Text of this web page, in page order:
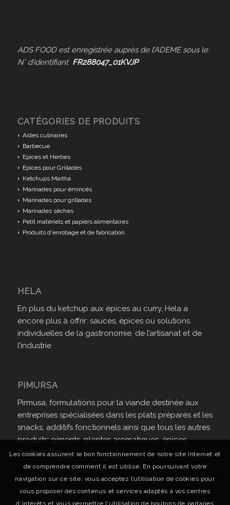
ADS FOOD est enregistrée auprès de l’ADEME sous le
N° d’identifiant FR288047_01KVJP
CATÉGORIES DE PRODUITS
Aides culinaires
Barbecue
Epices et Herbes
Epices pour Grillades
Ketchups Martha
Marinades pour émincés
Marinades pour grillades
Marinades sèches
Petit matériels et papiers alimentaires
Produits d'enrobage et de fabrication
HELA
En plus du ketchup aux épices au curry, Hela a
encore plus à offrir: sauces, épices ou solutions
individuelles de la gastronomie, de l’artisanat et de
l’industrie
PIMURSA
Pirmusa, formulations pour la viande destinée aux
entreprises spécialisées dans les plats préparés et les
snacks, additifs fonctionnels ainsi que tous les autres
produits: piments, plantes aromatiques, épices,
déshydratés.
Les cookies assurent le bon fonctionnement de notre site Internet et
de comprendre comment il est utilisé. En poursuivant votre
navigation sur ce site, vous acceptez l’utilisation de cookies pour
vous proposer des contenus et services adaptés à vos centres
d’intérêts et vous permettre l'utilisation de boutons de partages